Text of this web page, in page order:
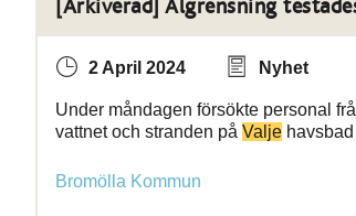
[Arkiverad] Algrensning
2 April 2024 Nyhet
Under måndagen försökte personal
vattnet och stranden på Valje
Bromölla Kommun